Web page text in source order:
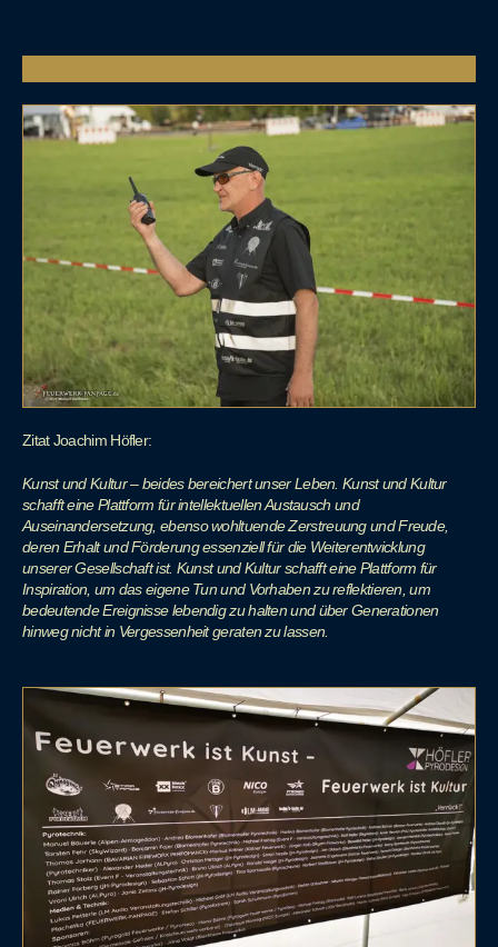
Zitat Joachim Höfler:
Kunst und Kultur – beides bereichert unser Leben. Kunst und Kultur
schafft eine Plattform fürintellektuellen Austausch und
Auseinandersetzung, ebenso wohltuende Zerstreuung undFreude,
deren Erhalt und Förderung essenziell für die Weiterentwicklung
unserer Gesellschaftist. Kunst und Kultur schafft eine Plattform für
Inspiration, um das eigene Tun und Vorhabenzu reflektieren, um
bedeutende Ereignisse lebendig zu halten und über Generationen
hinwegnicht in Vergessenheit geraten zu lassen.